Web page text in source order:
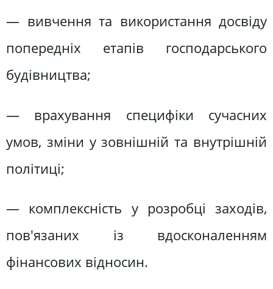
— вивчення та використання досвiду
попереднiх етапiв господарського
будiвництва;
— врахування специфiки сучасних
умов, змiни у зовнiшнiй та внутрiшнiй
полiтицi;
— комплекснiсть у розробцi заходів,
пов'язаних iз вдосконаленням
фiнансових вiдносин.